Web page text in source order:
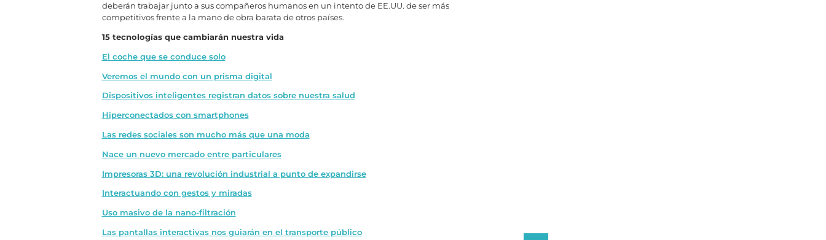
deberán trabajar junto a sus compañeros humanos en un intento de EE.UU. de ser más
competitivos frente a la mano de obra barata de otros países.
15 tecnologías que cambiarán nuestra vida
El coche que se conduce solo
Veremos el mundo con un prisma digital
Dispositivos inteligentes registran datos sobre nuestra salud
Hiperconectados con smartphones
Las redes sociales son mucho más que una moda
Nace un nuevo mercado entre particulares
Impresoras 3D: una revolución industrial a punto de expandirse
Interactuando con gestos y miradas
Uso masivo de la nano-filtración
Las pantallas interactivas nos guiarán en el transporte público